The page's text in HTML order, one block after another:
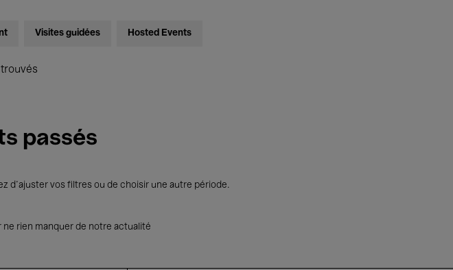
Visites guidées Hosted Events
passés
d’ajuster vos filtres ou de choisir une autre période.
rien manquer de notre actualité